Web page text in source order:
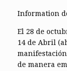
Information
El 28 de
14 de Abril
de manera